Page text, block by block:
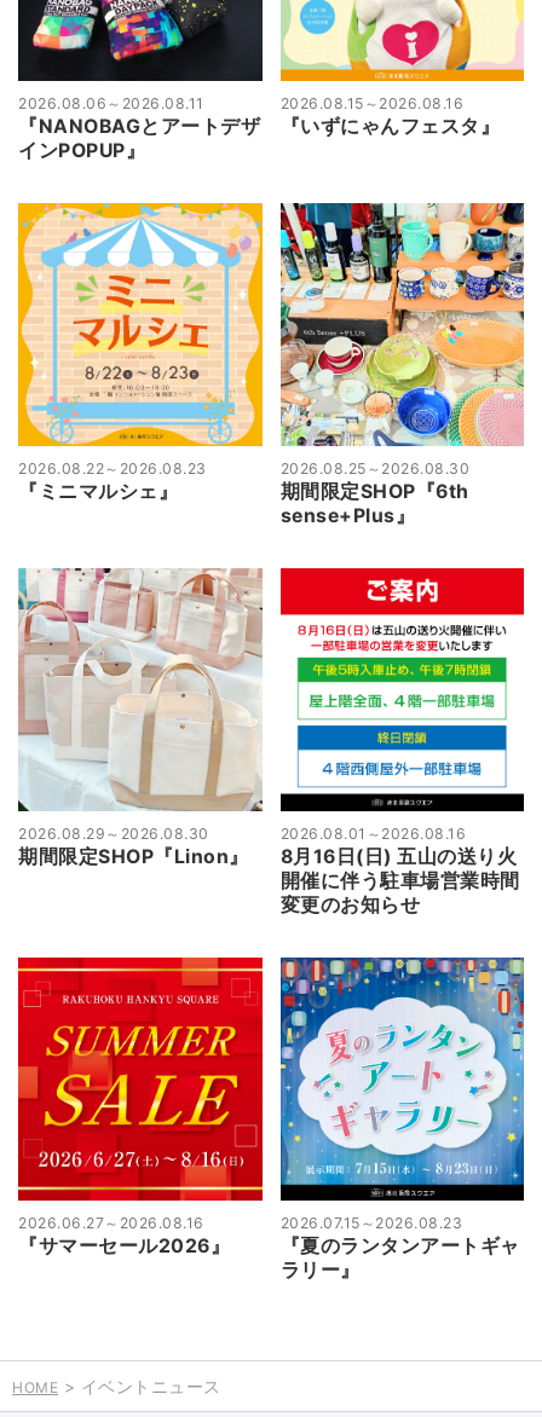
2026.08.06 ～ 2026.08.11
『NANOBAGとアートデザ
インPOPUP』
2026.08.15 ～ 2026.08.16
『いずにゃんフェスタ』
2026.08.22～ 2026.08.23
『ミニマルシェ』
2026.08.25 ～ 2026.08.30
期間限定SHOP『6th
sense+Plus』
2026.08.29 ～ 2026.08.30
期間限定SHOP『Linon』
2026.08.01 ～ 2026.08.16
8月16日(日) 五山の送り火
開催に伴う駐車場営業時間
変更のお知らせ
2026.06.27～ 2026.08.16
『サマーセール2026』
2026.07.15 ～ 2026.08.23
『夏のランタンアートギャ
ラリー』
HOME > イベントニュース